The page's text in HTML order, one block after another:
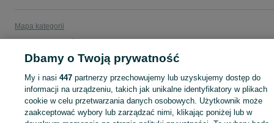
Mapa kategorii
Mapa ministron
Popularne wyszukiwania
Dbamy o Twoją prywatność
My i nasi447 partnerzy przechowujemy lub uzyskujemy dostęp do
informacji na urządzeniu, takich jak unikalne identyfikatory w plikach
cookie w celu przetwarzania danych osobowych. Użytkownik może
zaakceptować wybory lub zarządzać nimi, klikając poniżej lub w